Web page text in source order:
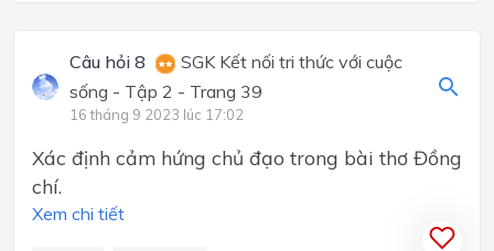
Câu hỏi 8
SGK Kết nối tri thức với cuộc
sống - Tập 2 - Trang 39
16 tháng 9 2023 lúc 17:02
Xác định cảm hứng chủ đạo trong bài thơ Đồng
chí.
Xem chi tiết